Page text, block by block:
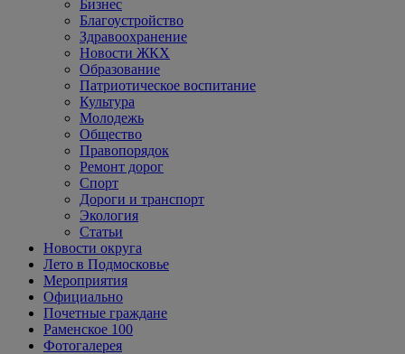
Бизнес
Благоустройство
Здравоохранение
Новости ЖКХ
Образование
Патриотическое воспитание
Культура
Молодежь
Общество
Правопорядок
Ремонт дорог
Спорт
Дороги и транспорт
Экология
Статьи
Новости округа
Лето в Подмосковье
Мероприятия
Официально
Почетные граждане
Раменское 100
Фотогалерея